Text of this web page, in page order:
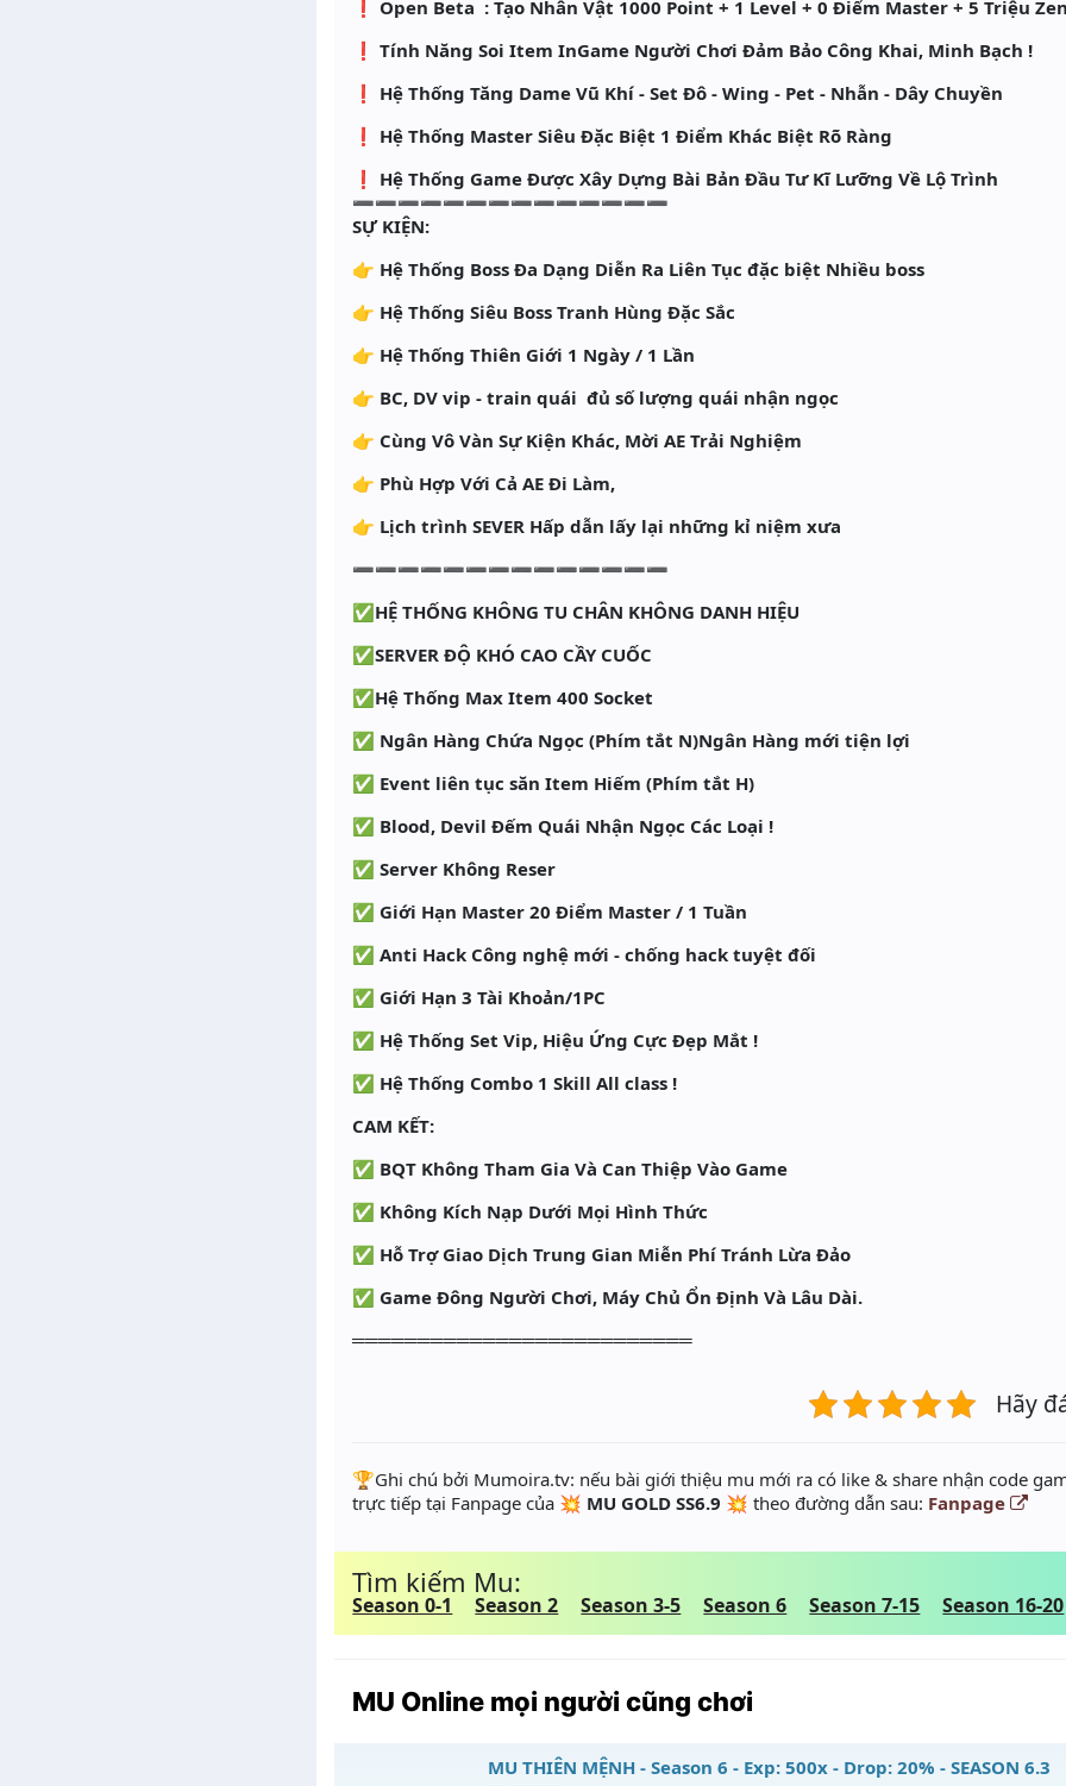
❗️ Open Beta : Tạo Nhân Vật 1000 Point + 1 Level + 0 Điểm Master + 5 Triệu
❗️ Tính Năng Soi Item InGame Người Chơi Đảm Bảo Công Khai, Minh Bạch !
❗️ Hệ Thống Tăng Dame Vũ Khí - Set Đô - Wing - Pet - Nhẫn - Dây Chuyền
❗️ Hệ Thống Master Siêu Đặc Biệt 1 Điểm Khác Biệt Rõ Ràng
❗ Hệ Thống Game Được Xây Dựng Bài Bản Đầu Tư Kĩ Lưỡng Về Lộ Trình
➖➖➖➖➖➖➖➖➖➖➖➖➖➖
SỰ KIỆN:
👉 Hệ Thống Boss Đa Dạng Diễn Ra Liên Tục đặc biệt Nhiều boss
👉 Hệ Thống Siêu Boss Tranh Hùng Đặc Sắc
👉 Hệ Thống Thiên Giới 1 Ngày / 1 Lần
👉 BC, DV vip - train quái đủ số lượng quái nhận ngọc
👉 Cùng Vô Vàn Sự Kiện Khác, Mời AE Trải Nghiệm
👉 Phù Hợp Với Cả AE Đi Làm,
👉 Lịch trình SEVER Hấp dẫn lấy lại những kỉ niệm xưa
➖➖➖➖➖➖➖➖➖➖➖➖➖➖
✅HỆ THỐNG KHÔNG TU CHÂN KHÔNG DANH HIỆU
✅SERVER ĐỘ KHÓ CAO CẦY CUỐC
✅Hệ Thống Max Item 400 Socket
✅ Ngân Hàng Chứa Ngọc (Phím tắt N)Ngân Hàng mới tiện lợi
✅ Event liên tục săn Item Hiếm (Phím tắt H)
✅ Blood, Devil Đếm Quái Nhận Ngọc Các Loại !
✅ Server Không Reser
✅ Giới Hạn Master 20 Điểm Master / 1 Tuần
✅ Anti Hack Công nghệ mới - chống hack tuyệt đối
✅ Giới Hạn 3 Tài Khoản/1PC
✅ Hệ Thống Set Vip, Hiệu Ứng Cực Đẹp Mắt !
✅ Hệ Thống Combo 1 Skill All class !
CAM KẾT:
✅ BQT Không Tham Gia Và Can Thiệp Vào Game
✅ Không Kích Nạp Dưới Mọi Hình Thức
✅ Hỗ Trợ Giao Dịch Trung Gian Miễn Phí Tránh Lừa Đảo
✅ Game Đông Người Chơi, Máy Chủ Ổn Định Và Lâu Dài.
══════════════════════════
Hãy
️🏆Ghi chú bởi Mumoira.tv: nếu bài giới thiệu mu mới ra có like & share nhận code
trực tiếp tại Fanpage của 💥 MU GOLD SS6.9 💥 theo đường dẫn sau: Fanpage
Tìm kiếm Mu:
Season 0-1 Season 2 Season 3-5 Season 6 Season 7-15 Season 16-20
MU Online mọi người cũng chơi
MU THIÊN MỆNH - Season 6 - Exp: 500x - Drop: 20% - SEASON 6.3